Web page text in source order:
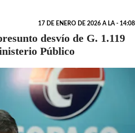
17 DE ENERO DE 2026 A LA - 14:08
desvío de G. 1.119
Público